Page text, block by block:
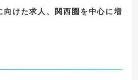
向けた求人、関西圏を中心に増